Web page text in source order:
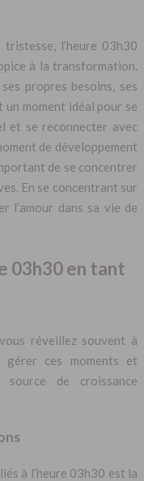
l’heure 03h30
à la transformation.
propres besoins, ses
un moment idéal pour se
et se reconnecter avec
de développement
de se concentrer
En se concentrant sur
l’amour dans sa vie de
03h30 en tant
réveillez souvent à
gérer ces moments et
de croissance
à l’heure 03h30 est la